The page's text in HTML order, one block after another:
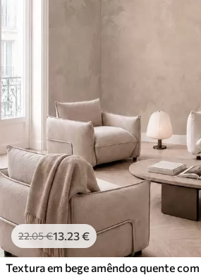
22.05€13 .23€